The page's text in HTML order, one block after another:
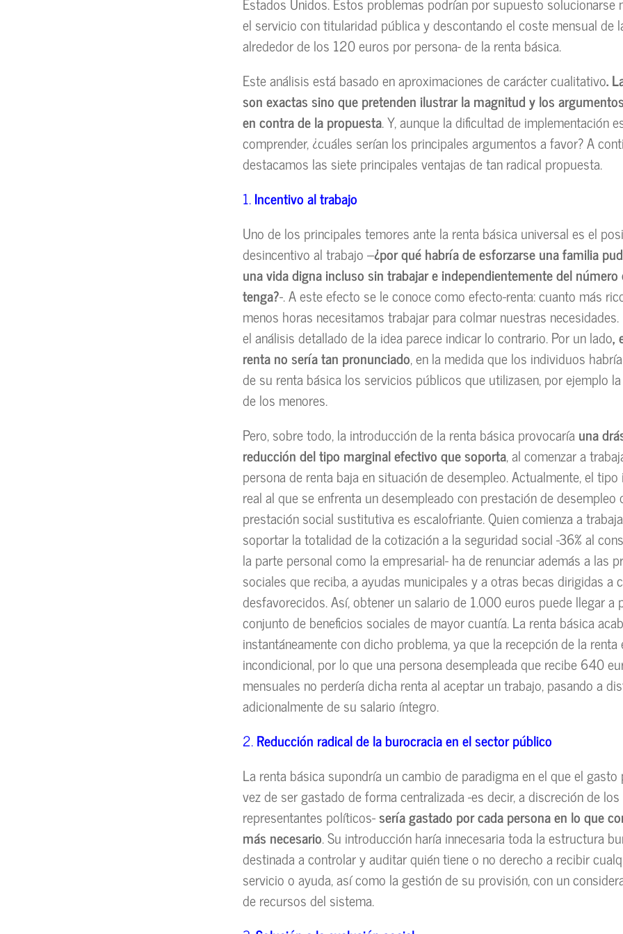
el servicio con titularidad pública y descontando el coste mensual de
alrededor de los 120 euros por persona- de la renta básica.
Este análisis está basado en aproximaciones de carácter cualitativo.
son exactas sino que pretenden ilustrar la magnitud y los
en contra de la propuesta. Y, aunque la dificultad de implementación
comprender, ¿cuáles serían los principales argumentos a favor? A
destacamos las siete principales ventajas de tan radical propuesta.
1.Incentivo al trabajo
Uno de los principales temores ante la renta básica universal es el
desincentivo al trabajo –¿por qué habría de esforzarse una familia
una vida digna incluso sin trabajar e independientemente del
tenga?-. A este efecto se le conoce como efecto-renta: cuanto más
menos horas necesitamos trabajar para colmar nuestras
el análisis detallado de la idea parece indicar lo contrario. Por un lado,
renta no sería tan pronunciado, en la medida que los individuos
de su renta básica los servicios públicos que utilizasen, por ejemplo
de los menores.
Pero, sobre todo, la introducción de la renta básica provocaría una
reducción del tipo marginal efectivo que soporta, al comenzar a
persona de renta baja en situación de desempleo. Actualmente, el
real al que se enfrenta un desempleado con prestación de desempleo
prestación social sustitutiva es escalofriante. Quien comienza a
soportar la totalidad de la cotización a la seguridad social -36% al
la parte personal como la empresarial- ha de renunciar además a las
sociales que reciba, a ayudas municipales y a otras becas dirigidas a
desfavorecidos. Así, obtener un salario de 1.000 euros puede llegar a
conjunto de beneficios sociales de mayor cuantía. La renta básica
instantáneamente con dicho problema, ya que la recepción de la renta
incondicional, por lo que una persona desempleada que recibe 640
mensuales no perdería dicha renta al aceptar un trabajo, pasando a
adicionalmente de su salario íntegro.
2.Reducción radical de la burocracia en el sector público
La renta básica supondría un cambio de paradigma en el que el gasto
vez de ser gastado de forma centralizada -es decir, a discreción de los
representantes políticos-sería gastado por cada persona en lo que
más necesario. Su introducción haría innecesaria toda la estructura
destinada a controlar y auditar quién tiene o no derecho a recibir
servicio o ayuda, así como la gestión de su provisión, con un
de recursos del sistema.